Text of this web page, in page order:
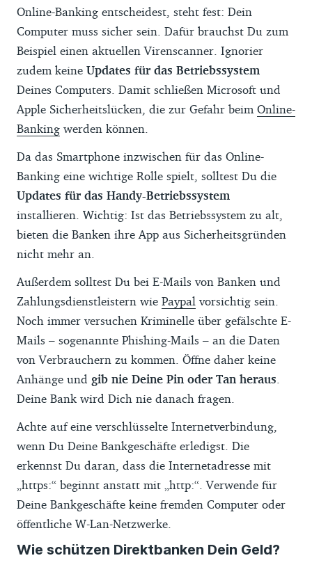
Online-Banking entscheidest, steht fest: Dein
Computer muss sicher sein. Dafür brauchst Du zum
Beispiel einen aktuellen Virenscanner. Ignorier
zudem keine Updates für das Betriebssystem
Deines Computers. Damit schließen Microsoft und
Apple Sicherheitslücken, die zur Gefahr beim Online-
Banking werden können.
Da das Smartphone inzwischen für das Online-
Banking eine wichtige Rolle spielt, solltest Du die
Updates für das Handy-Betriebssystem
installieren. Wichtig: Ist das Betriebssystem zu alt,
bieten die Banken ihre App aus Sicherheitsgründen
nicht mehr an.
Außerdem solltest Du bei E-Mails von Banken und
Zahlungsdienstleistern wie Paypal vorsichtig sein.
Noch immer versuchen Kriminelle über gefälschte E-
Mails – sogenannte Phishing-Mails – an die Daten
von Verbrauchern zu kommen. Öffne daher keine
Anhänge und gib nie Deine Pin oder Tan heraus
Deine Bank wird Dich nie danach fragen.
Achte auf eine verschlüsselte Internetverbindung,
wenn Du Deine Bankgeschäfte erledigst. Die
erkennst Du daran, dass die Internetadresse mit
„https:“ beginnt anstatt mit „http:“. Verwende für
Deine Bankgeschäfte keine fremden Computer oder
öffentliche W-Lan-Netzwerke.
Wie schützen Direktbanken Dein Geld?